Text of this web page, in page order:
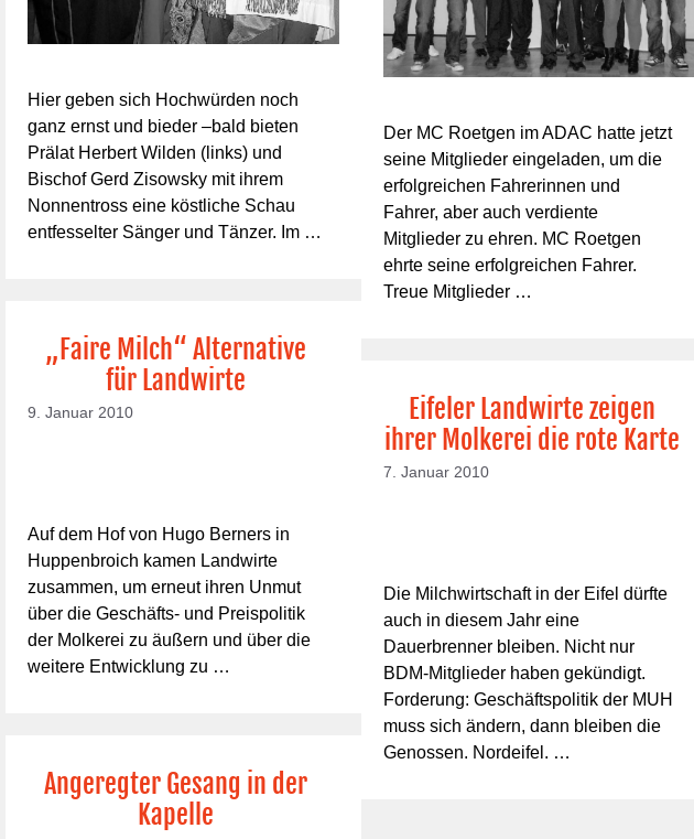
Hier geben sich Hochwürden noch
ganz ernst und bieder –bald bieten
Prälat Herbert Wilden (links) und
Bischof Gerd Zisowsky mit ihrem
Nonnentross eine köstliche Schau
entfesselter Sänger und Tänzer. Im …
Der MC Roetgen im ADAC hatte jetzt
seine Mitglieder eingeladen, um die
erfolgreichen Fahrerinnen und
Fahrer, aber auch verdiente
Mitglieder zu ehren. MC Roetgen
ehrte seine erfolgreichen Fahrer.
Treue Mitglieder …
„Faire Milch“ Alternative
für Landwirte
9. Januar 2010
Auf dem Hof von Hugo Berners in
Huppenbroich kamen Landwirte
zusammen, um erneut ihren Unmut
über die Geschäfts- und Preispolitik
der Molkerei zu äußern und über die
weitere Entwicklung zu …
Eifeler Landwirte zeigen
ihrer Molkerei die rote Karte
7. Januar 2010
Die Milchwirtschaft in der Eifel dürfte
auch in diesem Jahr eine
Dauerbrenner bleiben. Nicht nur
BDM-Mitglieder haben gekündigt.
Forderung: Geschäftspolitik der MUH
muss sich ändern, dann bleiben die
Genossen. Nordeifel. …
Angeregter Gesang in der
Kapelle